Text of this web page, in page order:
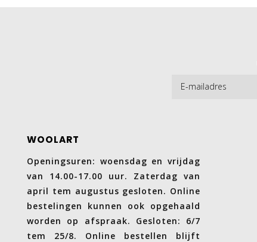
WOOLART
Openingsuren: woensdag en vrijdag
van 14.00-17.00 uur. Zaterdag van
april tem augustus gesloten. Online
bestelingen kunnen ook opgehaald
worden op afspraak. Gesloten: 6/7
tem 25/8. Online bestellen blijft